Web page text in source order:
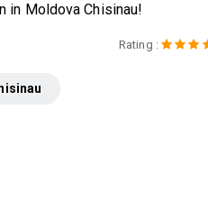
in Moldova Chisinau!
Rating :